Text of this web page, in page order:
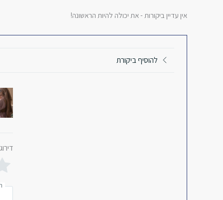
אין עדיין ביקורות - את יכולה להיות הראשונה!
להוסיף ביקורת